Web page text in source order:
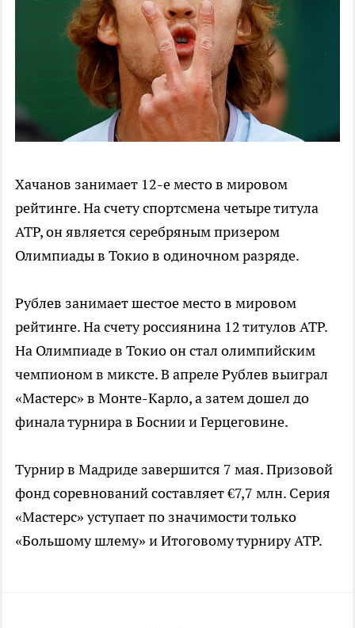
Хачанов занимает 12-е место в мировом
рейтинге. На счету спортсмена четыре титула
ATP, он является серебряным призером
Олимпиады в Токио в одиночном разряде.
Рублев занимает шестое место в мировом
рейтинге. На счету россиянина 12 титулов ATP.
На Олимпиаде в Токио он стал олимпийским
чемпионом в миксте. В апреле Рублев выиграл
«Мастерс» в Монте-Карло, а затем дошел до
финала турнира в Боснии и Герцеговине.
Турнир в Мадриде завершится 7 мая. Призовой
фонд соревнований составляет €7,7 млн. Серия
«Мастерс» уступает по значимости только
«Большому шлему» и Итоговому турниру ATP.